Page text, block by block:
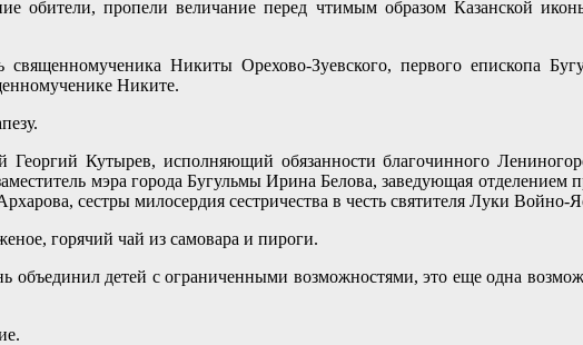
обители, пропели величание перед чтимым образом Казанской
Никиты Орехово-Зуевского, первого епископа
Никите.
Кутырев, исполняющий обязанности благочинного
мэра города Бугульмы Ирина Белова, заведующая отделением
сестры милосердия сестричества в честь святителя Луки Войно-
горячий чай из самовара и пироги.
детей с ограниченными возможностями, это еще одна